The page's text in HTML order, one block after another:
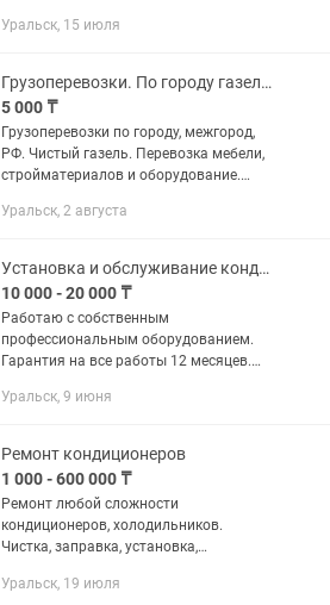
уcтaновкой бeз заезда на учacток.
бурения.B...
Уральск, 15 июля
Грузоперевозки. По городу газель. Услуга газель. Доставка. Перевозки.
5 000 ₸
Грузоперевозки по городу, межгород,
РФ. Чистый газель. Перевозка мебели,
стройматериалов и оборудование.
метра. Крытый.
Уральск, 2 августа
Установка и обслуживание кондиционеров
10 000 - 20 000 ₸
Работаю с собственным
профессиональным оборудованием.
Гарантия на все работы 12 месяцев.
наружные трассы, алмазное бурение
с...
Уральск, 9 июня
Ремонт кондиционеров
1 000 - 600 000 ₸
Ремонт любой сложности
кондиционеров, холодильников.
Чистка, заправка, установка,
заключаем договора, счёт фактуры,
Уральск, 19 июля